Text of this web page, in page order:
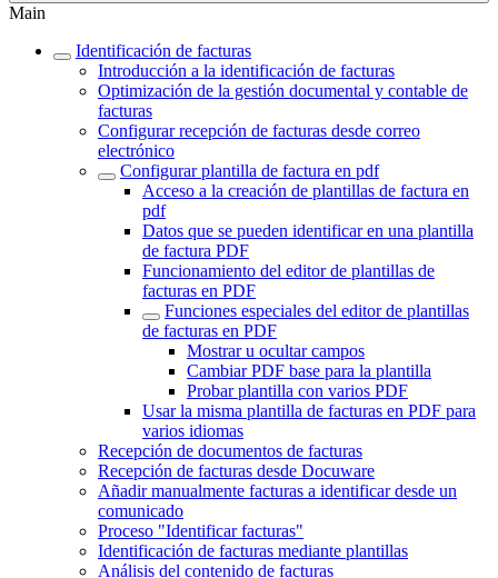
Main
Identificación de facturas
Introducción a la identificación de facturas
Optimización de la gestión documental y contable de
facturas
Configurar recepción de facturas desde correo
electrónico
Configurar plantilla de factura en pdf
Acceso a la creación de plantillas de factura en
pdf
Datos que se pueden identificar en una plantilla
de factura PDF
Funcionamiento del editor de plantillas de
facturas en PDF
Funciones especiales del editor de plantillas
de facturas en PDF
Mostrar u ocultar campos
Cambiar PDF base para la plantilla
Probar plantilla con varios PDF
Usar la misma plantilla de facturas en PDF para
varios idiomas
Recepción de documentos de facturas
Recepción de facturas desde Docuware
Añadir manualmente facturas a identificar desde un
comunicado
Proceso "Identificar facturas"
Identificación de facturas mediante plantillas
Análisis del contenido de facturas